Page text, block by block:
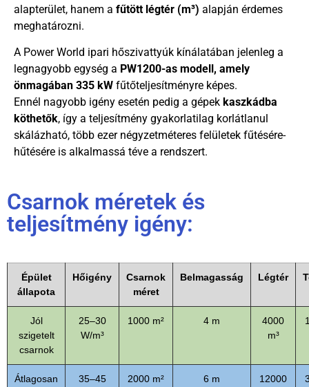
alapterület, hanem a fűtött légtér (m³) alapján érdemes
meghatározni.
A Power World ipari hőszivattyúk kínálatában jelenleg a
legnagyobb egység a PW1200-as modell, amely
önmagában 335 kW fűtőteljesítményre képes.
Ennél nagyobb igény esetén pedig a gépek kaszkádba
köthetők, így a teljesítmény gyakorlatilag korlátlanul
skálázható, több ezer négyzetméteres felületek fűtésére-
hűtésére is alkalmassá téve a rendszert.
Csarnok méretek és
teljesítmény igény:
Épület
állapota
Hőigény
Csarnok
méret
Belmagasság Légtér
Jól
szigetelt
csarnok
25–30
W/m³
1000 m² 4 m
4000
m³
Átlagosan
35–45
2000 m² 6 m
12000